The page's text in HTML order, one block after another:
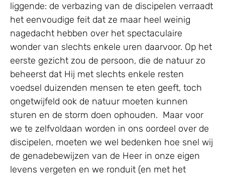
liggende: de verbazing van de discipelen verraadt
het eenvoudige feit dat ze maar heel weinig
nagedacht hebben over het spectaculaire
wonder van slechts enkele uren daarvoor. Op het
eerste gezicht zou de persoon, die de natuur zo
beheerst dat Hij met slechts enkele resten
voedsel duizenden mensen te eten geeft, toch
ongetwijfeld ook de natuur moeten kunnen
sturen en de storm doen ophouden. Maar voor
we te zelfvoldaan worden in ons oordeel over de
discipelen, moeten we wel bedenken hoe snel wij
de genadebewijzen van de Heer in onze eigen
levens vergeten en we ronduit (en met het